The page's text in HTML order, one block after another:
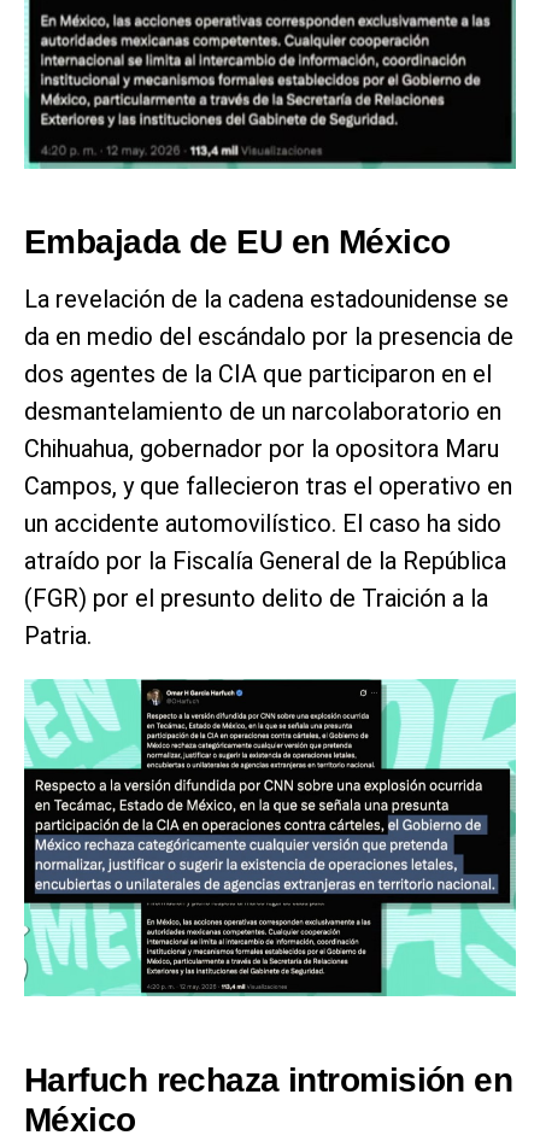
Embajada de EU en México
La revelación de la cadena estadounidense se
da en medio del escándalo por la presencia de
dos agentes de la CIA que participaron en el
desmantelamiento de un narcolaboratorio en
Chihuahua, gobernador por la opositora Maru
Campos, y que fallecieron tras el operativo en
un accidente automovilístico. El caso ha sido
atraído por la Fiscalía General de la República
(FGR) por el presunto delito de Traición a la
Patria.
Harfuch rechaza intromisión en
México